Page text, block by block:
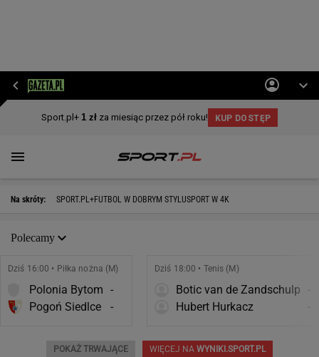
Na skróty: SPORT.PL+FUTBOL W DOBRYM STYLUSPORT W 4K
Polecamy
Dziś 16:00 • Piłka nożna (M)
Polonia Bytom -
Pogoń Siedlce
-
Dziś 18:00 • Tenis (M)
Botic van de Zandschulp
-
Hubert Hurkacz
-
POKAŻ TRWAJĄCE WIĘCEJ NA WYNIKI.SPORT.PL